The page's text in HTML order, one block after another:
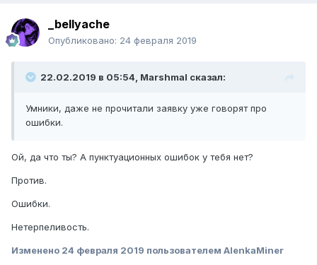
_bellyache
Опубликовано: 24 февраля 2019
22.02.2019 в 05:54, Marshmal сказал:
Умники, даже не прочитали заявку уже говорят про
ошибки.
Ой, да что ты? А пунктуационных ошибок у тебя нет?
Против.
Ошибки.
Нетерпеливость.
Изменено 24 февраля 2019 пользователем AlenkaMiner